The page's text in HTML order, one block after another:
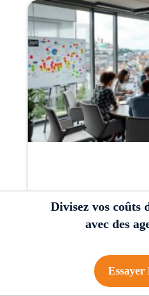
Divisez vos coûts
avec des
Les avantages de